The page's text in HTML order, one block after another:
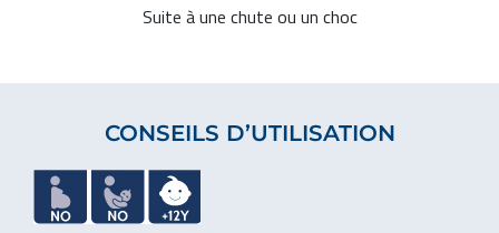
Suite à une chute ou un choc
CONSEILS D’UTILISATION